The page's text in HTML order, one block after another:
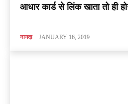
आधार कार्ड से लिंक खाता तो ही
नागदा JANUARY 16, 2019